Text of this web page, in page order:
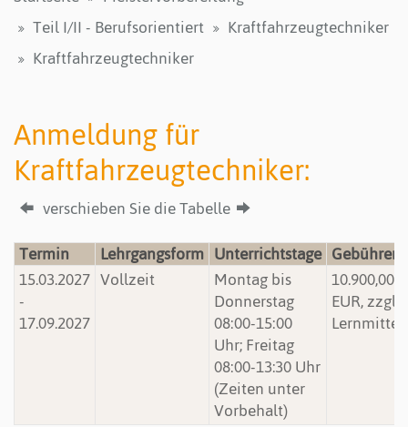
Teil I/II - Berufsorientiert
Kraftfahrzeugtechniker
Kraftfahrzeugtechniker
Anmeldung für
Kraftfahrzeugtechniker:
verschieben Sie die Tabelle
Termin
Lehrgangsform Unterrichtstage Gebühren
15.03.2027
-
17.09.2027
Vollzeit Montag bis
Donnerstag
08:00-15:00
Uhr; Freitag
08:00-13:30 Uhr
(Zeiten unter
Vorbehalt)
10.900,00
EUR, zzgl.
Lernmittel